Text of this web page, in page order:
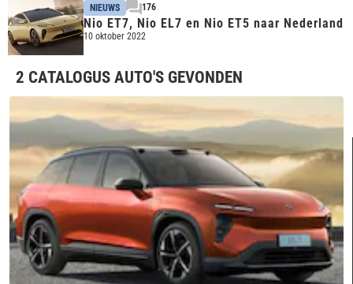
FILTERS
Merk & model
NIO
NIEUWS
176
Nio ET7, Nio EL7 en Nio ET5 naar Nederland
10 oktober 2022
2 CATALOGUS AUTO'S GEVONDEN